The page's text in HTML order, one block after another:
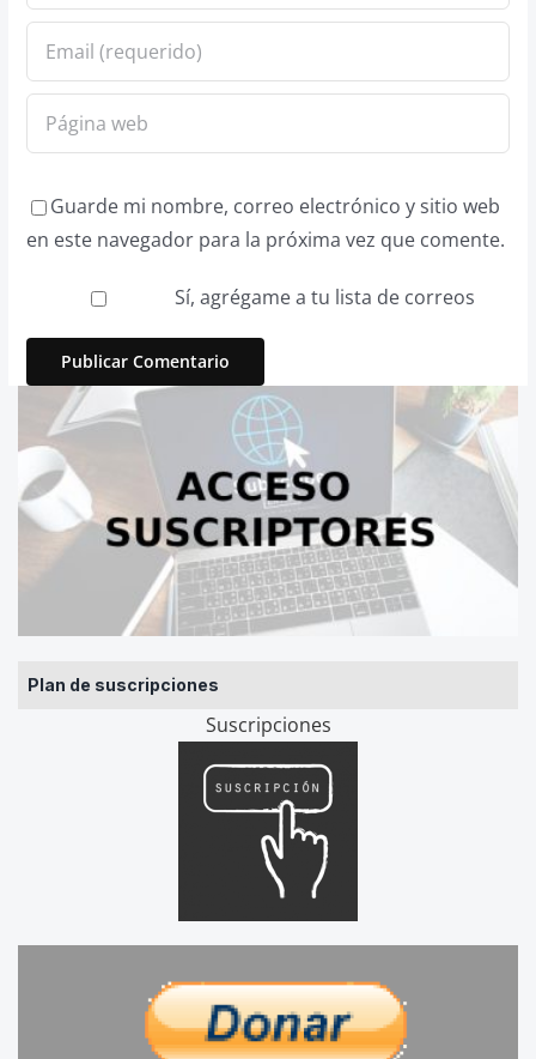
Plan de suscripciones
Suscripciones
Guarde mi nombre, correo electrónico y sitio web
en este navegador para la próxima vez que comente.
Sí, agrégame a tu lista de correos